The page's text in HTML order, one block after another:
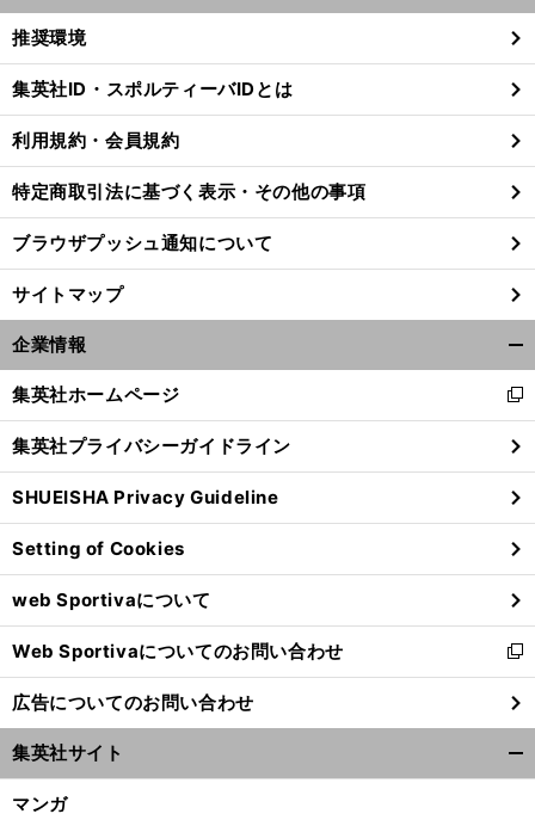
前
へ
閉
る
推奨環境
集英社ID・スポルティーバIDとは
利用規約・会員規約
特定商取引法に基づく表示・その他の事項
ブラウザプッシュ通知について
サイトマップ
企業情報
閉
る
集英社ホームページ
新
し
い
ウ
ィ
ン
ド
ウ
で
開
く
集英社プライバシーガイドライン
SHUEISHA Privacy Guideline
Setting of Cookies
web Sportivaについて
Web Sportivaについてのお問い合わせ
新
し
い
ウ
ィ
ン
広告についてのお問い合わせ
集英社サイト
マンガ